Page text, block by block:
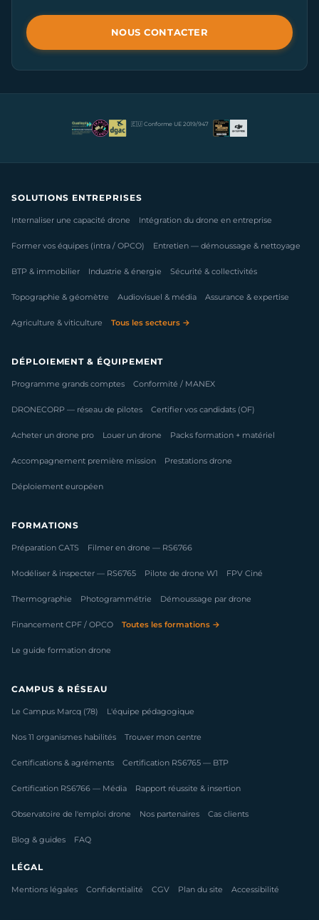
NOUS CONTACTER
🇪🇺 Conforme UE 2019/947
SOLUTIONS ENTREPRISES
Internaliser une capacité drone Intégration du drone en entreprise
Former vos équipes (intra / OPCO) Entretien — démoussage & nettoyage
BTP & immobilier Industrie & énergie Sécurité & collectivités
Topographie & géomètre Audiovisuel & média Assurance & expertise
Agriculture & viticulture Tous les secteurs →
DÉPLOIEMENT & ÉQUIPEMENT
Programme grands comptes Conformité / MANEX
DRONECORP — réseau de pilotes Certifier vos candidats (OF)
Acheter un drone pro Louer un drone Packs formation + matériel
Accompagnement première mission Prestations drone
Déploiement européen
FORMATIONS
Préparation CATS Filmer en drone — RS6766
Modéliser & inspecter — RS6765 Pilote de drone W1 FPV Ciné
Thermographie Photogrammétrie Démoussage par drone
Financement CPF / OPCO Toutes les formations →
Le guide formation drone
CAMPUS & RÉSEAU
Le Campus Marcq (78) L'équipe pédagogique
Nos 11 organismes habilités Trouver mon centre
Certifications & agréments Certification RS6765 — BTP
Certification RS6766 — Média Rapport réussite & insertion
Observatoire de l'emploi drone Nos partenaires Cas clients
Blog & guides FAQ
LÉGAL
Mentions légales Confidentialité CGV Plan du site Accessibilité